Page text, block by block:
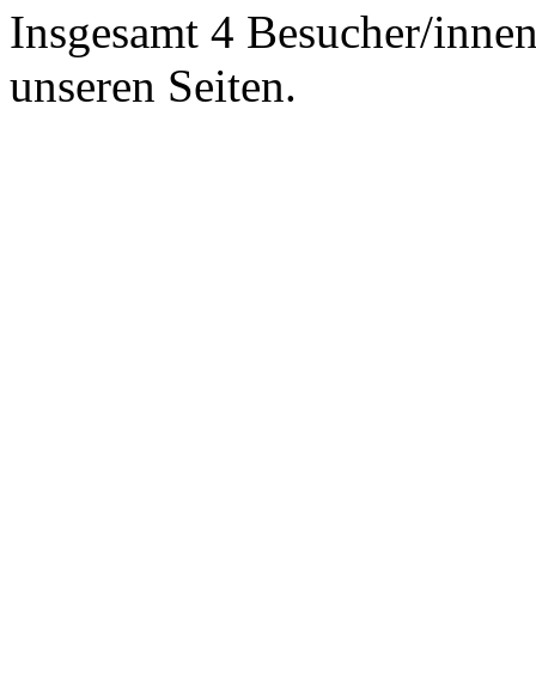
Insgesamt 4 Besucher/
unseren Seiten.